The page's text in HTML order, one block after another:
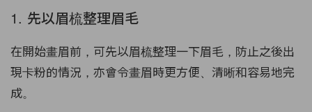
1. 先以眉梳整理眉毛
在開始畫眉前，可先以眉梳整理一下眉毛，防止之後出
現卡粉的情況，亦會令畫眉時更方便、清晰和容易地完
成。